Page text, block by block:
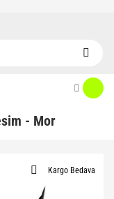
- Mor
Kargo Bedava